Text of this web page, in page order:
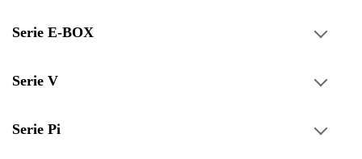
Serie E-BOX
Serie V
Serie Pi